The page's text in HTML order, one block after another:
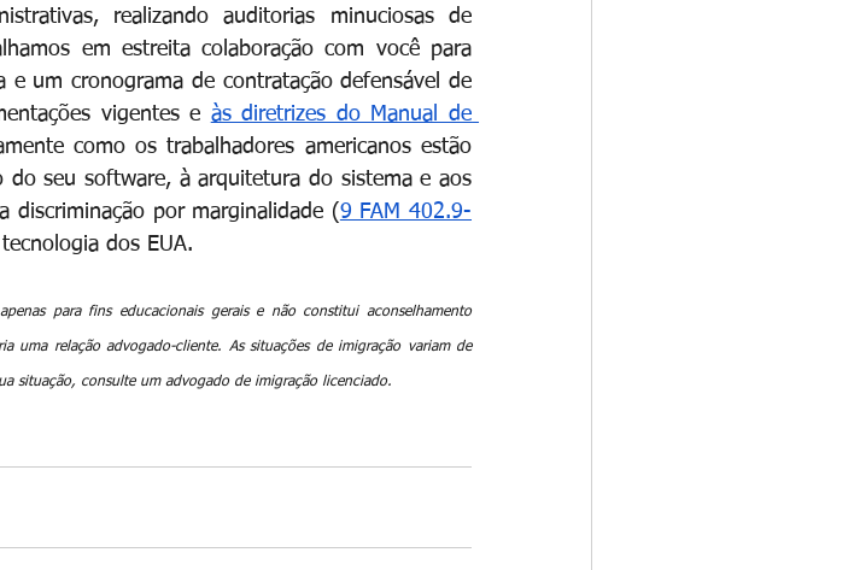
realizando auditorias minuciosas de
em estreita colaboração com você para
um cronograma de contratação defensável de
vigentes e às diretrizes do Manual de
como os trabalhadores americanos estão
do seu software, à arquitetura do sistema e aos
discriminação por marginalidade (9 FAM 402.9-
dos EUA.
para fins educacionais gerais e não constitui aconselhamento
uma relação advogado-cliente. As situações de imigração variam de
situação, consulte um advogado de imigração licenciado.